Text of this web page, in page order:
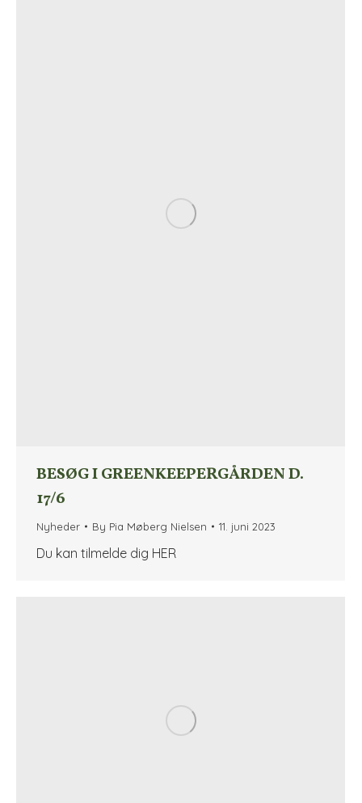
BESØG I GREENKEEPERGÅRDEN D.
17/6
Nyheder By Pia Møberg Nielsen 11. juni 2023
Du kan tilmelde dig HER